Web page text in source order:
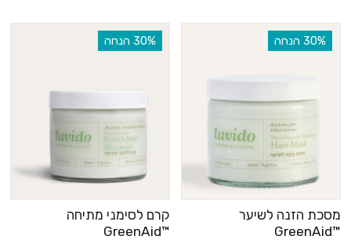
‫30% הנחה
מסכת הזנה לשיער
™GreenAid
‫30% הנחה
קרם לסימני מתיחה
™GreenAid